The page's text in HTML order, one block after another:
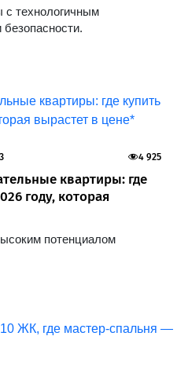
технологичным
квартиры: где
году, которая
потенциалом
4 925